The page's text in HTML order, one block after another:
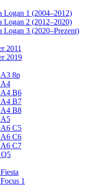
Logan 1 (2004–2012)
Logan 2 (2012–2020)
Logan 3 (2020–Prezent)
2011
2019
8p
B6
B7
B8
C5
C6
C7
1